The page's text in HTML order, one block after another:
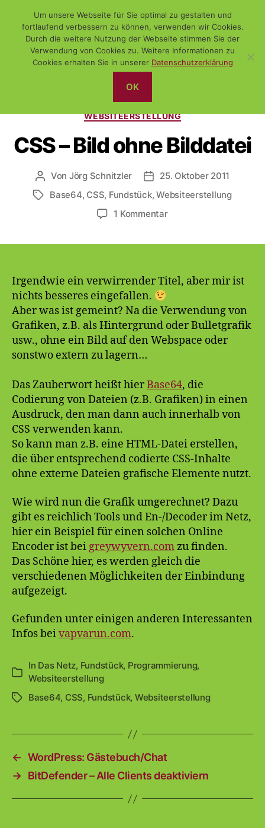
WiSch
Kategorien
FUNDSTÜCK PROGRAMMIERUNG
WEBSITEERSTELLUNG
CSS – Bild ohne Bilddatei
Beitragsautor
Von Jörg Schnitzler Veröffentlichungsdatum
25. Oktober 2011
Schlagwörter
Base64, CSS, Fundstück,Websiteerstellung
1 Kommentarzu
Bilddatei
Irgendwie ein verwirrender Titel, aber mir ist
nichts besseres eingefallen.
Aber was ist gemeint? Na die Verwendung von
Grafiken, z.B. als Hintergrund oder Bulletgrafik
usw., ohne ein Bild auf den Webspace oder
sonstwo extern zu lagern…
Das Zauberwort heißt hierBase64, die
Codierung von Dateien (z.B. Grafiken) in einen
Ausdruck, den man dann auch innerhalb von
CSS verwenden kann.
So kann man z.B. eine HTML-Datei erstellen,
die über entsprechend codierte CSS-Inhalte
ohne externe Dateien grafische Elemente nutzt.
Wie wird nun die Grafik umgerechnet? Dazu
gibt es reichlich Tools und En-/Decoder im Netz,
hier ein Beispiel für einen solchen Online
Encoder ist bei greywyvern.comzu finden.
Das Schöne hier, es werden gleich die
verschiedenen Möglichkeiten der Einbindung
aufgezeigt.
Gefunden unter einigen anderen Interessanten
Infos beivapvarun.com.
Kategorien
In Das Netz, Fundstück, Programmierung,
Websiteerstellung
Schlagwörter
Base64, CSS, Fundstück, Websiteerstellung
← WordPress: Gästebuch/Chat
→ BitDefender – Alle Clients deaktiviern
Um unsere Webseite für Sie optimal zu gestalten und
fortlaufend verbessern zu können, verwenden wir Cookies.
Durch die weitere Nutzung der Webseite stimmen Sie der
Verwendung von Cookies zu. Weitere Informationen zu
Cookies erhalten Sie in unserer Datenschutzerklärung
OK